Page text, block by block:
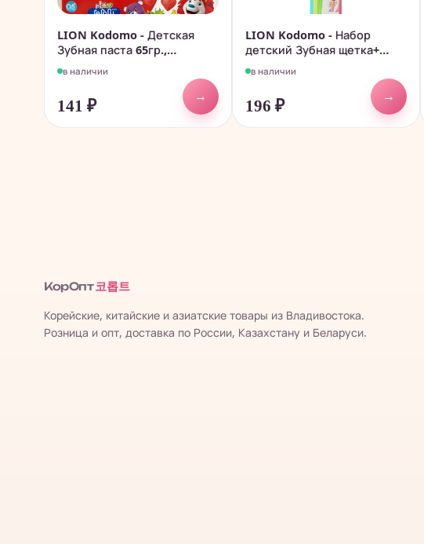
LION Kodomo - Детская
Зубная паста 65гр.,
тайская...
в наличии
141 ₽
→
LION Kodomo - Набор
детский Зубная щетка+
паста...
в наличии
196 ₽
→
КорОпт 코롭트
Корейские, китайские и азиатские товары из Владивостока.
Розница и опт, доставка по России, Казахстану и Беларуси.